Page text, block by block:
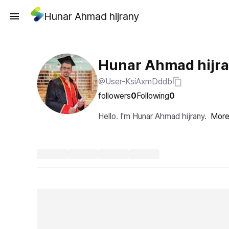
Hunar Ahmad hijrany
Hunar Ahmad
@User-KsiAxmDddb
followers0Following0
Hello. I'm Hunar Ahmad hijrany. More